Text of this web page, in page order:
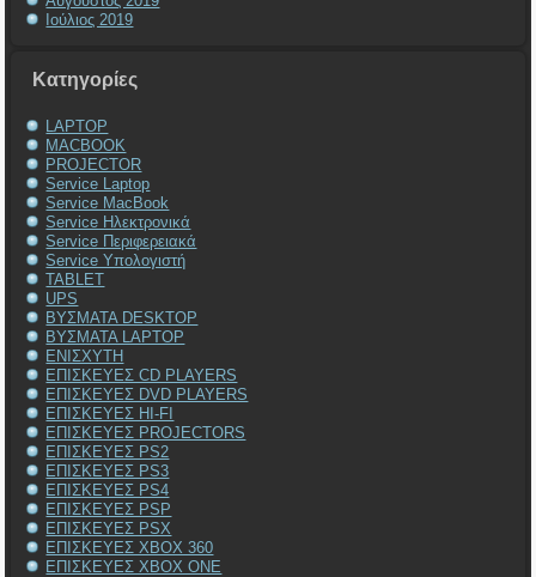
Ιούλιος 2019
Kατηγορίες
LAPTOP
MACBOOK
PROJECTOR
Service Laptop
Service MacBook
Service Ηλεκτρονικά
Service Περιφερειακά
Service Υπολογιστή
TABLET
UPS
ΒΥΣΜΑΤΑ DESKTOP
ΒΥΣΜΑΤΑ LAPTOP
ΕΝΙΣΧΥΤΗ
ΕΠΙΣΚΕΥΕΣ CD PLAYERS
ΕΠΙΣΚΕΥΕΣ DVD PLAYERS
ΕΠΙΣΚΕΥΕΣ HI-FI
ΕΠΙΣΚΕΥΕΣ PROJECTORS
ΕΠΙΣΚΕΥΕΣ PS2
ΕΠΙΣΚΕΥΕΣ PS3
ΕΠΙΣΚΕΥΕΣ PS4
ΕΠΙΣΚΕΥΕΣ PSP
ΕΠΙΣΚΕΥΕΣ PSX
ΕΠΙΣΚΕΥΕΣ XBOX 360
ΕΠΙΣΚΕΥΕΣ XBOX ONE